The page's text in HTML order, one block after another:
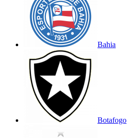
Bahia
Botafogo